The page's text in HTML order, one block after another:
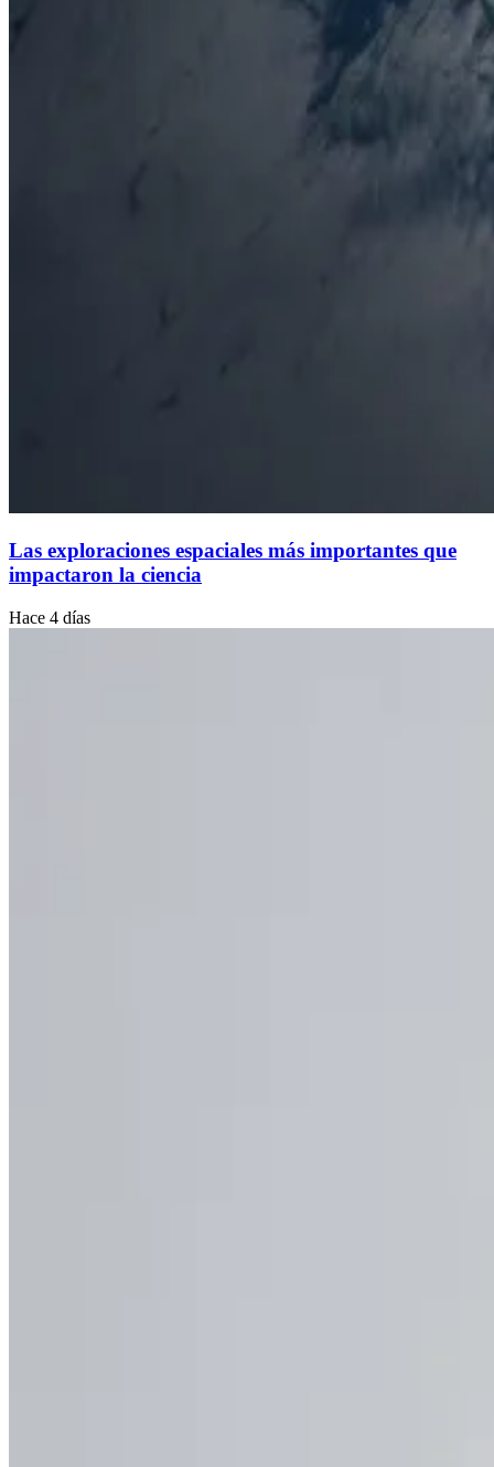
Las exploraciones espaciales más importantes que
impactaron la ciencia
Hace 4 días